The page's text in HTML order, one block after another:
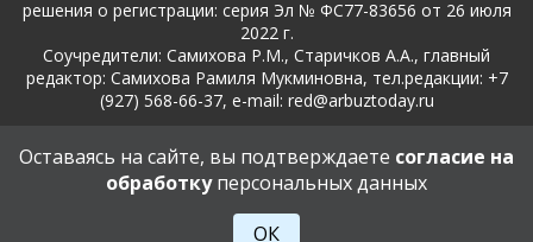
решения о регистрации: серия Эл № ФС77-83656 от 26 июля
2022 г.
Соучредители: Самихова Р.М., Старичков А.А., главный
редактор: Самихова Рамиля Мукминовна, тел.редакции: +7
(927) 568-66-37, e-mail: red@arbuztoday.ru
Политика в отношении обработки и защиты персональных
данных
18+
Оставаясь на сайте, вы подтверждаете согласие на
обработкуперсональных данных
ОК